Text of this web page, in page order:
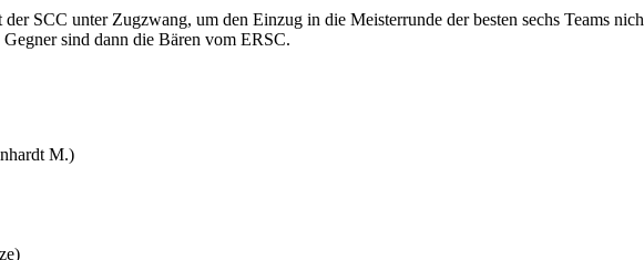
SCC unter Zugzwang, um den Einzug in die Meisterrunde der besten sechs Teams
sind dann die Bären vom ERSC.
M.)